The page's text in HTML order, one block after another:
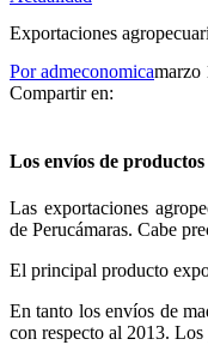
Exportaciones
Poradmeconomicamarzo
Compartir en:
Los envíos de
Las exportaciones
de Perucámaras. Cabe
El principal producto
En tanto los envíos de
con respecto al 2013. Los